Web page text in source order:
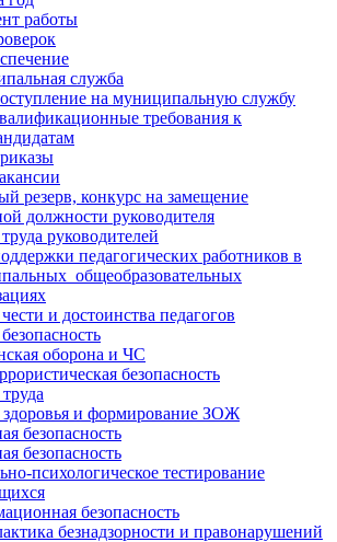
работы
служба
на муниципальную службу
требования к
резерв, конкурс на замещение
должности руководителя
руководителей
педагогических работников в
общеобразовательных
и достоинства педагогов
оборона и ЧС
безопасность
и формирование ЗОЖ
безопасность
безопасность
психологическое тестирование
безопасность
безнадзорности и правонарушений